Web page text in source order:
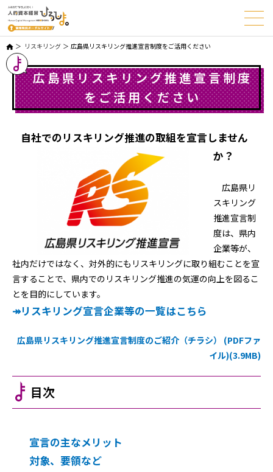
リスキリング 広島県リスキリング推進宣言制度をご活用ください
広島県リスキリング推進宣言制度
をご活用ください
自社でのリスキリング推進の取組を宣言しません
か？
広島県リ
スキリング
推進宣言制
度は、県内
企業等が、
社内だけではなく、対外的にもリスキリングに取り組むことを宣
言することで、県内でのリスキリング推進の気運の向上を図るこ
とを目的にしています。
↠リスキリング宣言企業等の一覧はこちら
広島県リスキリング推進宣言制度のご紹介（チラシ） (PDFファ
イル)(3.9MB)
目次
宣言の主なメリット
対象、要領など